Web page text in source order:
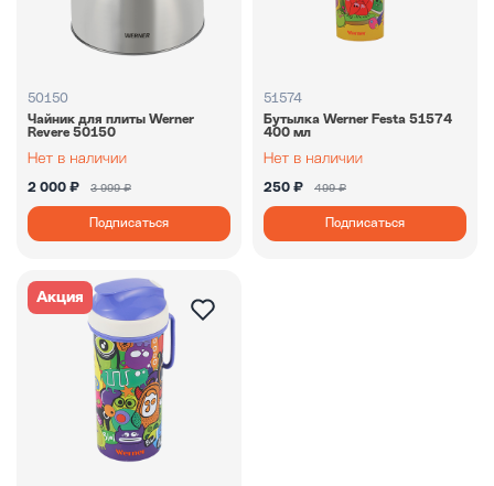
50150
Чайник для плиты Werner
Revere 50150
2 000 ₽ 3 999 ₽
Подписаться
51574
Бутылка Werner Festa 51574
400 мл
250 ₽ 499 ₽
Подписаться
Акция